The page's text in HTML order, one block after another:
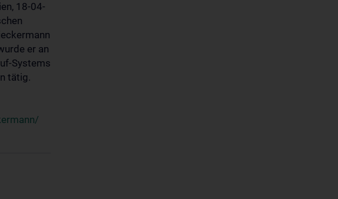
18-04-
er an
Systems
tätig.